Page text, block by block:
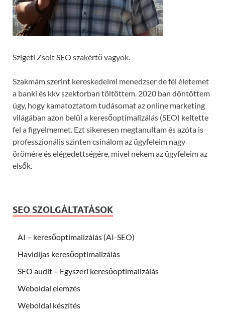
Szigeti Zsolt SEO szakértő vagyok.
Szakmám szerint kereskedelmi menedzser de fél életemet
a banki és kkv szektorban töltöttem. 2020 ban döntöttem
úgy, hogy kamatoztatom tudásomat az online marketing
világában azon belül a keresőoptimalizálás (SEO) keltette
fel a figyelmemet. Ezt sikeresen megtanultam és azóta is
professzionális szinten csinálom az ügyfeleim nagy
örömére és elégedettségére, mivel nekem az ügyfeleim az
elsők.
SEO SZOLGÁLTATÁSOK
AI – keresőoptimalizálás (AI-SEO)
Havidíjas keresőoptimalizálás
SEO audit – Egyszeri keresőoptimalizálás
Weboldal elemzés
Weboldal készítés